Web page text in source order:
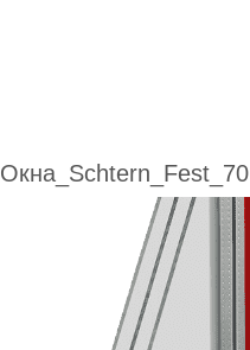
Окна_Schtern_Fest_70